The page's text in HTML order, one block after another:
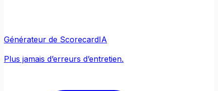
Générateur de ScorecardIA
Plus jamais d’erreurs d’entretien.